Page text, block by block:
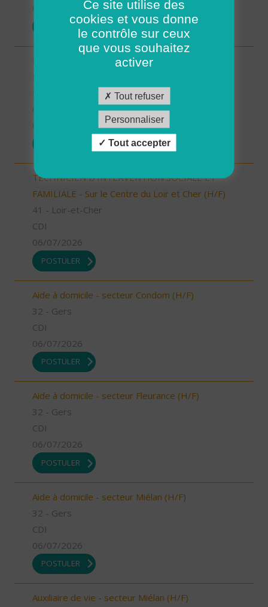
POSTULER
Responsable Secteur/ Accompagnant de
Proximité (H/F)
TECHNICIEN D’INTERVENTION SOCIALE ET
FAMILIALE - Sur le Centre du Loir et Cher (H/F)
41 - Loir-et-Cher
CDI
06/07/2026
POSTULER
Aide à domicile - secteur Condom (H/F)
32 - Gers
CDI
06/07/2026
POSTULER
Aide à domicile - secteur Fleurance (H/F)
32 - Gers
CDI
06/07/2026
POSTULER
Aide à domicile - secteur Miélan (H/F)
32 - Gers
CDI
06/07/2026
POSTULER
Auxiliaire de vie - secteur Miélan (H/F)
Ce site utilise des
cookies et vous donne
le contrôle sur ceux
que vous souhaitez
activer
Tout refuser
Personnaliser
Tout accepter